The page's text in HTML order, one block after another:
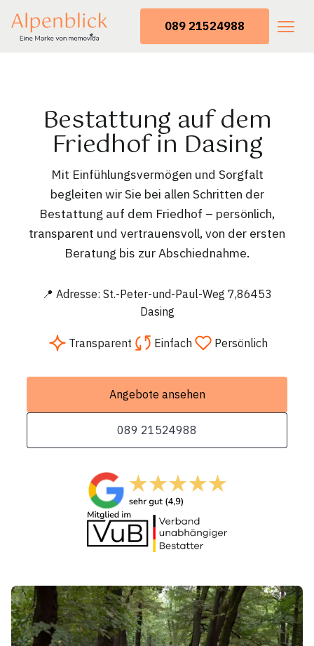
089 21524988
Bestattung auf dem
Friedhof in Dasing
Mit Einfühlungsvermögen und Sorgfalt
begleiten wir Sie bei allen Schritten der
Bestattung auf dem Friedhof – persönlich,
transparent und vertrauensvoll, von der ersten
Beratung bis zur Abschiednahme.
📍 Adresse: St.-Peter-und-Paul-Weg 7,86453
Dasing
Transparent Einfach Persönlich
Angebote ansehen
089 21524988